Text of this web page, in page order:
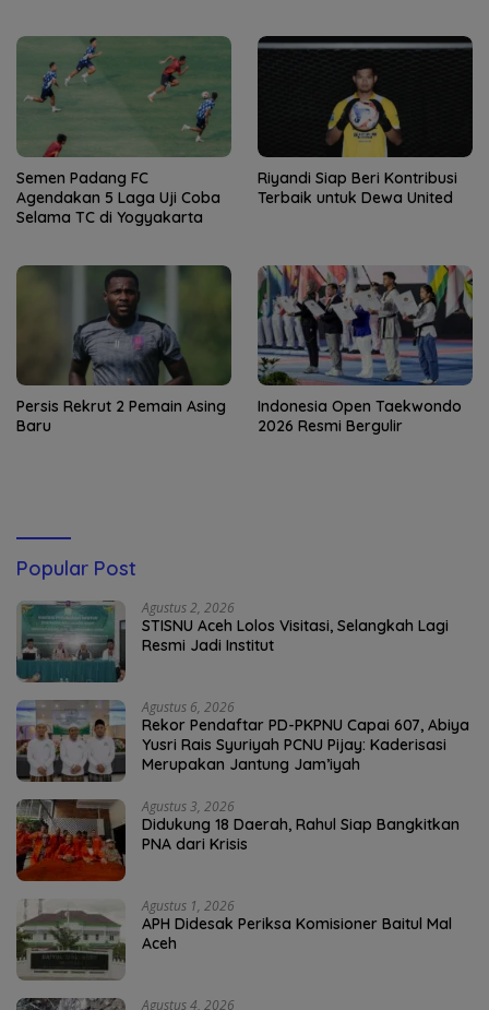
Semen Padang FC
Agendakan 5 Laga Uji Coba
Selama TC di Yogyakarta
Riyandi Siap Beri Kontribusi
Terbaik untuk Dewa United
Persis Rekrut 2 Pemain Asing
Baru
Indonesia Open Taekwondo
2026 Resmi Bergulir
Popular Post
Agustus 2, 2026
STISNU Aceh Lolos Visitasi, Selangkah Lagi
Resmi Jadi Institut
Agustus 6, 2026
Rekor Pendaftar PD-PKPNU Capai 607, Abiya
Yusri Rais Syuriyah PCNU Pijay: Kaderisasi
Merupakan Jantung Jam’iyah
Agustus 3, 2026
Didukung 18 Daerah, Rahul Siap Bangkitkan
PNA dari Krisis
Agustus 1, 2026
APH Didesak Periksa Komisioner Baitul Mal
Aceh
Agustus 4, 2026